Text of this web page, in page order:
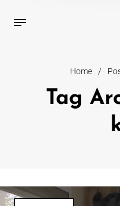
Home /
Tag